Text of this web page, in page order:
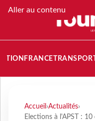
Aller au contenu
FRANCE
Accueil ›Actualités›
Elections à l'APST :